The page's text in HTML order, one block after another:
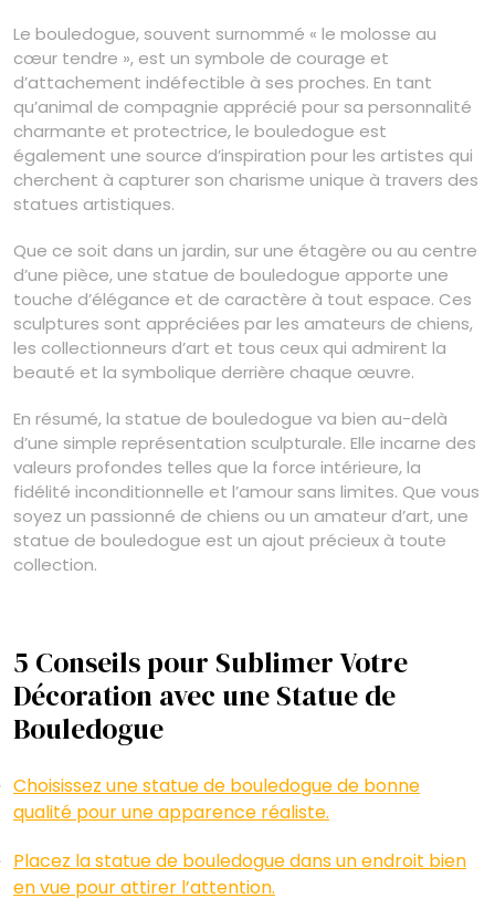
Le bouledogue, souvent surnommé « le molosse au
cœur tendre », est un symbole de courage et
d’attachement indéfectible à ses proches. En tant
qu’animal de compagnie apprécié pour sa personnalité
charmante et protectrice, le bouledogue est
également une source d’inspiration pour les artistes qui
cherchent à capturer son charisme unique à travers des
statues artistiques.
Que ce soit dans un jardin, sur une étagère ou au centre
d’une pièce, une statue de bouledogue apporte une
touche d’élégance et de caractère à tout espace. Ces
sculptures sont appréciées par les amateurs de chiens,
les collectionneurs d’art et tous ceux qui admirent la
beauté et la symbolique derrière chaque œuvre.
En résumé, la statue de bouledogue va bien au-delà
d’une simple représentation sculpturale. Elle incarne des
valeurs profondes telles que la force intérieure, la
fidélité inconditionnelle et l’amour sans limites. Que vous
soyez un passionné de chiens ou un amateur d’art, une
statue de bouledogue est un ajout précieux à toute
collection.
5 Conseils pour Sublimer Votre
Décoration avec une Statue de
Bouledogue
Choisissez une statue de bouledogue de bonne
qualité pour une apparence réaliste.
Placez la statue de bouledogue dans un endroit bien
en vue pour attirer l’attention.